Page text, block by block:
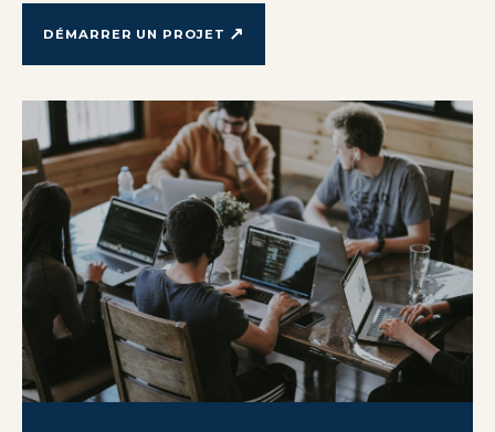
DÉMARRER UN PROJET ↗